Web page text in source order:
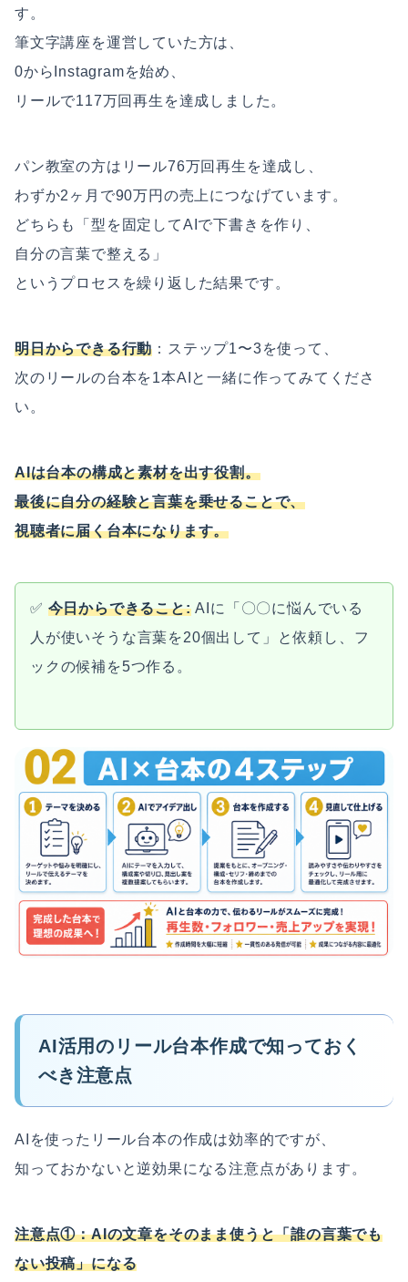
す。
筆文字講座を運営していた方は、
0からInstagramを始め、
リールで117万回再生を達成しました。
パン教室の方はリール76万回再生を達成し、
わずか2ヶ月で90万円の売上につなげています。
どちらも「型を固定してAIで下書きを作り、
自分の言葉で整える」
というプロセスを繰り返した結果です。
明日からできる行動 ：ステップ1〜3を使って、
次のリールの台本を1本AIと一緒に作ってみてくださ
い。
AIは台本の構成と素材を出す役割。
最後に自分の経験と言葉を乗せることで、
視聴者に届く台本になります。
✅ 今日からできること:AIに「〇〇に悩んでいる
人が使いそうな言葉を20個出して」と依頼し、フ
ックの候補を5つ作る。
AI活用のリール台本作成で知っておく
べき注意点
AIを使ったリール台本の作成は効率的ですが、
知っておかないと逆効果になる注意点があります。
注意点①：AIの文章をそのまま使うと「誰の言葉でも
ない投稿」になる